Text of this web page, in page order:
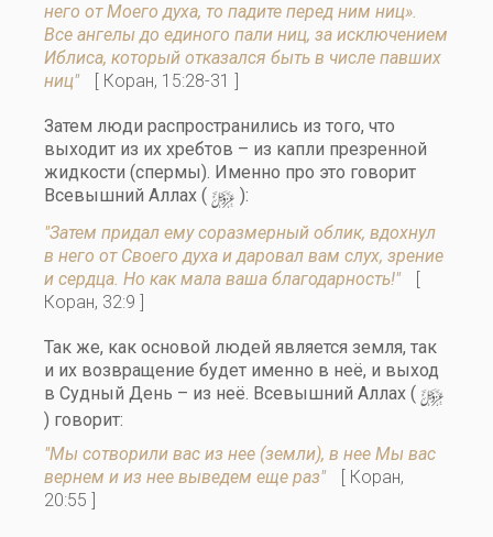
него от Моего духа, то падите перед ним ниц».
Все ангелы до единого пали ниц, за исключением
Иблиса, который отказался быть в числе павших
ниц"
[ Коран, 15:28-31 ]
Затем люди распространились из того, что
выходит из их хребтов – из капли презренной
жидкости (спермы). Именно про это говорит
Всевышний Аллах ( y ):
"Затем придал ему соразмерный облик, вдохнул
в него от Своего духа и даровал вам слух, зрение
и сердца. Но как мала ваша благодарность!"
[
Коран, 32:9 ]
Так же, как основой людей является земля, так
и их возвращение будет именно в неё, и выход
в Судный День – из неё. Всевышний Аллах ( y
) говорит:
"Мы сотворили вас из нее (земли), в нее Мы вас
вернем и из нее выведем еще раз"
[ Коран,
20:55 ]